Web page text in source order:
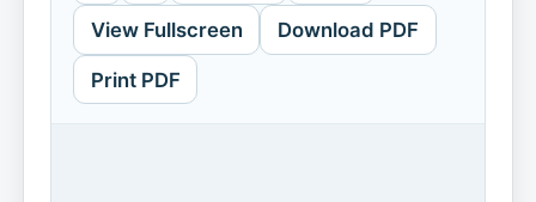
View Fullscreen Download PDF
Print PDF